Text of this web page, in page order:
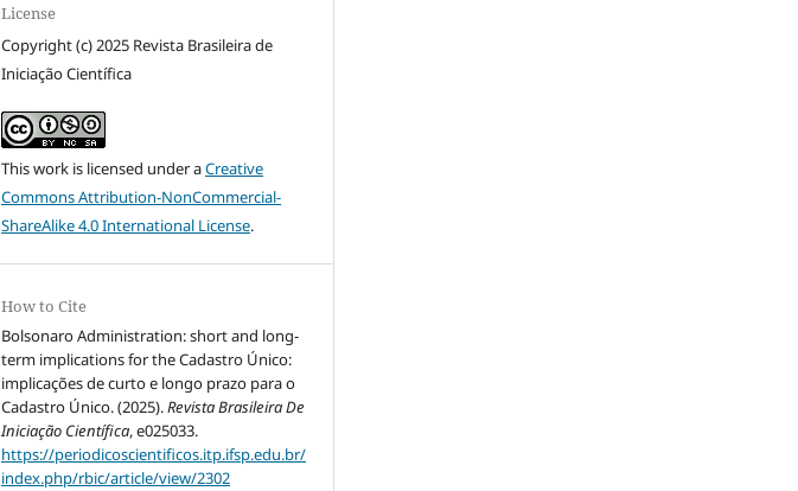
License
Copyright (c) 2025 Revista Brasileira de
Iniciação Científica
This work is licensed under aCreative
Commons Attribution-NonCommercial-
ShareAlike 4.0 International License.
How to Cite
Bolsonaro Administration: short and long-
term implications for the Cadastro Único:
implicações de curto e longo prazo para o
Cadastro Único. (2025).Revista Brasileira De
Iniciação Científica, e025033.
https://periodicoscientificos.itp.ifsp.edu.br/
index.php/rbic/article/view/2302